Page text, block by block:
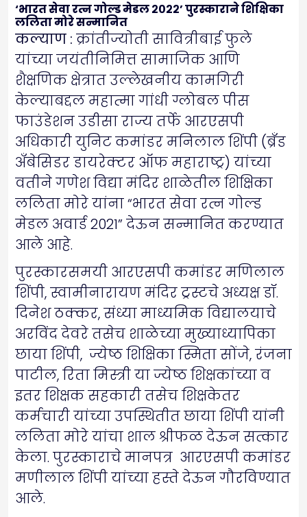
‘भारत सेवा रत्न गोल्ड मेडल २०२२’ पुरस्काराने शिक्षिका
ललिता मोरे सन्मानित
कल्याण : क्रांतीज्योती सावित्रीबाई फुले
यांच्या जयंतीनिमित्त सामाजिक आणि
शैक्षणिक क्षेत्रात उल्लेखनीय कामगिरी
केल्याबद्दल महात्मा गांधी ग्लोबल पीस
फाउंडेशन उडीसा राज्य तर्फे आरएसपी
अधिकारी युनिट कमांडर मनिलाल शिंपी (ब्रँड
अँबेसिडर डायरेक्टर ऑफ महाराष्ट्र) यांच्या
वतीने गणेश विद्या मंदिर शाळेतील शिक्षिका
ललिता मोरे यांना “भारत सेवा रत्न गोल्ड
मेडल अवार्ड 2021” देऊन सन्मानित करण्यात
आले आहे.
पुरस्कारसमयी आरएसपी कमांडर मणिलाल
शिंपी, स्वामीनारायण मंदिर ट्रस्टचे अध्यक्ष डॉ.
दिनेश ठक्कर, संध्या माध्यमिक विद्यालयाचे
अरविंद देवरे तसेच शाळेच्या मुख्याध्यापिका
छाया शिंपी, ज्येष्ठ शिक्षिका स्मिता सोंजे, रंजना
पाटील, रिता मिस्त्री या ज्येष्ठ शिक्षकांच्या व
इतर शिक्षक सहकारी तसेच शिक्षकेतर
कर्मचारी यांच्या उपस्थितीत छाया शिंपी यांनी
ललिता मोरे यांचा शाल श्रीफळ देऊन सत्कार
केला. पुरस्काराचे मानपत्र आरएसपी कमांडर
मणीलाल शिंपी यांच्या हस्ते देऊन गौरविण्यात
आले.